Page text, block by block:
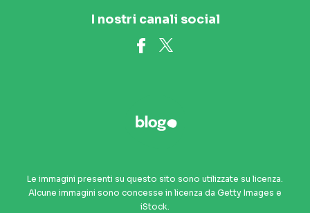
I nostri canali social
Le immagini presenti su questo sito sono utilizzate su licenza.
Alcune immagini sono concesse in licenza da Getty Images e
iStock.